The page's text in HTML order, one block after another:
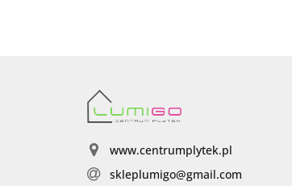
www.centrumplytek.pl
skleplumigo@gmail.com